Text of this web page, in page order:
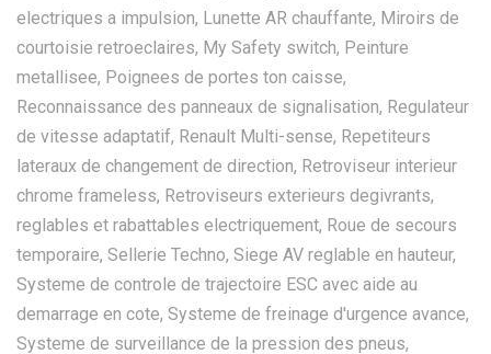
electriques a impulsion, Lunette AR chauffante, Miroirs de
courtoisie retroeclaires, My Safety switch, Peinture
metallisee, Poignees de portes ton caisse,
Reconnaissance des panneaux de signalisation, Regulateur
de vitesse adaptatif, Renault Multi-sense, Repetiteurs
lateraux de changement de direction, Retroviseur interieur
chrome frameless, Retroviseurs exterieurs degivrants,
reglables et rabattables electriquement, Roue de secours
temporaire, Sellerie Techno, Siege AV reglable en hauteur,
Systeme de controle de trajectoire ESC avec aide au
demarrage en cote, Systeme de freinage d'urgence avance,
Systeme de surveillance de la pression des pneus,